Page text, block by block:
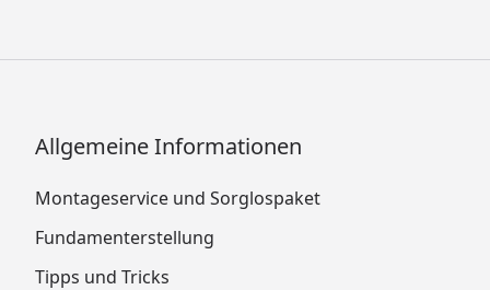
Allgemeine Informationen
Montageservice und Sorglospaket
Fundamenterstellung
Tipps und Tricks